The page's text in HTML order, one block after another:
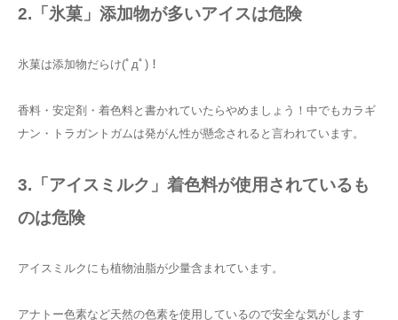
2.「氷菓」添加物が多いアイスは危険
氷菓は添加物だらけ(ﾟдﾟ)！
香料・安定剤・着色料と書かれていたらやめましょう！中でもカラギ
ナン・トラガントガムは発がん性が懸念されると言われています。
3.「アイスミルク」着色料が使用されているも
のは危険
アイスミルクにも植物油脂が少量含まれています。
アナトー色素など天然の色素を使用しているので安全な気がします